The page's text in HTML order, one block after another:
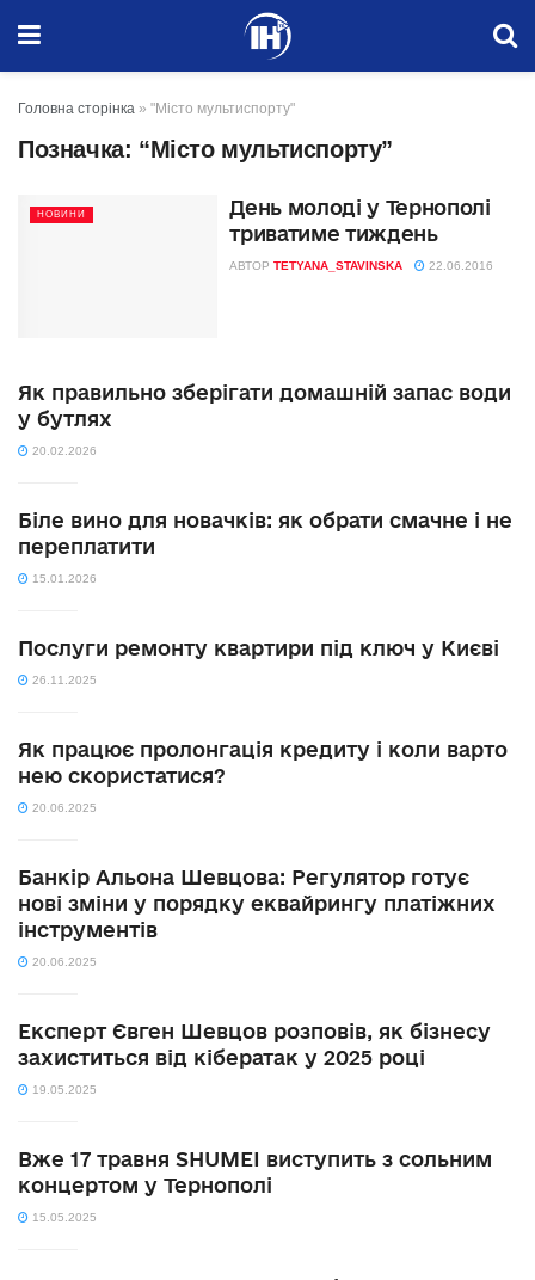
Головна сторінка » "Місто мультиспорту"
Позначка: “Місто мультиспорту”
НОВИНИ
День молоді у Тернополі
триватиме тиждень
АВТОР TETYANA_STAVINSKA 22.06.2016
Як правильно зберігати домашній запас води
у бутлях
20.02.2026
Біле вино для новачків: як обрати смачне і не
переплатити
15.01.2026
Послуги ремонту квартири під ключ у Києві
26.11.2025
Як працює пролонгація кредиту і коли варто
нею скористатися?
20.06.2025
Банкір Альона Шевцова: Регулятор готує
нові зміни у порядку еквайрингу платіжних
інструментів
20.06.2025
Експерт Євген Шевцов розповів, як бізнесу
захиститься від кібератак у 2025 році
19.05.2025
Вже 17 травня SHUMEI виступить з сольним
концертом у Тернополі
15.05.2025